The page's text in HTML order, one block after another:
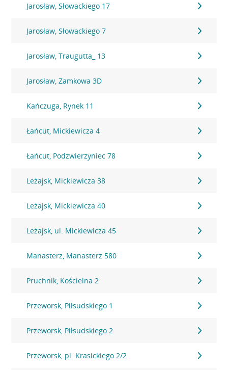
Jarosław, Słowackiego 17
Jarosław, Słowackiego 7
Jarosław, Traugutta_ 13
Jarosław, Zamkowa 3D
Kańczuga, Rynek 11
Łańcut, Mickiewicza 4
Łańcut, Podzwierzyniec 78
Leżajsk, Mickiewicza 38
Leżajsk, Mickiewicza 40
Leżajsk, ul. Mickiewicza 45
Manasterz, Manasterz 580
Pruchnik, Kościelna 2
Przeworsk, Piłsudskiego 1
Przeworsk, Piłsudskiego 2
Przeworsk, pl. Krasickiego 2/2